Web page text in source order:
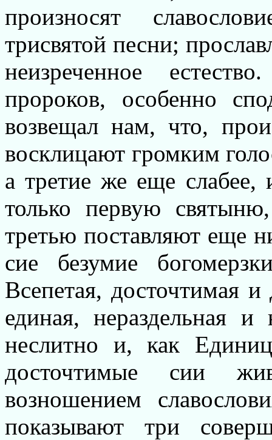
произносят
трисвятой песни;
неизреченное
пророков, особенно
возвещал нам, что,
восклицают громким
а третие же еще слабее,
только первую
третью поставляют еще
сие безумие
Всепетая, досточтимая
единая, нераздельная и
неслитно и, как
досточтимые сии
возношением
показывают три